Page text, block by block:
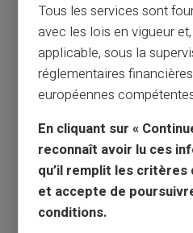
Article précédent
Qui peut acheter
Tous les services sont
avec les lois en vigueur
applicable, sous la
réglementaires
européennes
En cliquant sur «
reconnaît avoir lu ces
qu’il remplit les critères
et accepte de
conditions.